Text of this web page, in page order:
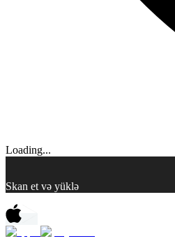
Loading...
Skan et və yüklə